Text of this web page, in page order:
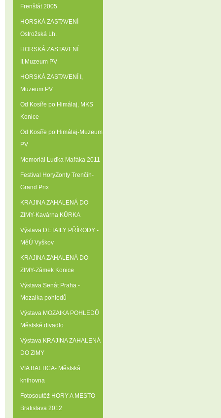
Frenštát 2005
HORSKÁ ZASTAVENÍ
Ostrožská Lh.
HORSKÁ ZASTAVENÍ
II‚Muzeum PV
HORSKÁ ZASTAVENÍ I‚
Muzeum PV
Od Kosíře po Himálaj‚ MKS
Konice
Od Kosíře po Himálaj-Muzeum
PV
Memoriál Luďka Mařáka 2011
Festival HoryZonty Trenčín-
Grand Prix
KRAJINA ZAHALENÁ DO
ZIMY-Kavárna KŮRKA
Výstava DETAILY PŘÍRODY -
MěÚ Vyškov
KRAJINA ZAHALENÁ DO
ZIMY-Zámek Konice
Výstava Senát Praha -
Mozaika pohledů
Výstava MOZAIKA POHLEDŮ
Městské divadlo
Výstava KRAJINA ZAHALENÁ
DO ZIMY
VIA BALTICA- Městská
knihovna
Fotosoutěž HORY A MESTO
Bratislava 2012